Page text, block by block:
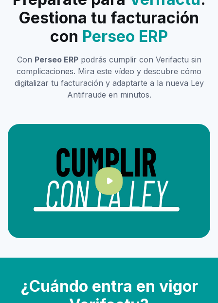
Gestiona tu facturación
con Perseo ERP
Con Perseo ERPpodrás cumplir con Verifactu sin
complicaciones. Mira este vídeo y descubre cómo
digitalizar tu facturación y adaptarte a la nueva Ley
Antifraude en minutos.
¿Cuándo entra en vigor